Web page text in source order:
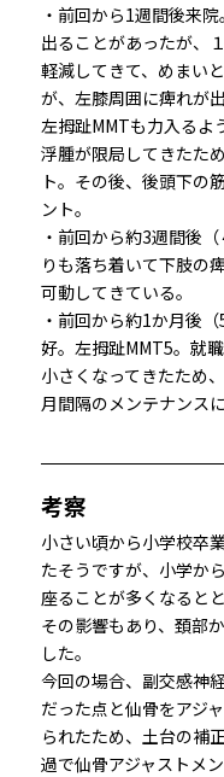
・前回から1週間後来
出ることがあったが、
軽減してきて、めまい
が、左膝周囲に痺れが
左拇趾MMTも力入るよ
浮腫が限局してきたた
ト。その後、後頭下の
ント。
・前回から約3週間後
りも落ち着いて下肢の
可動してきている。
・前回から約1か月後
好。左拇趾MMT5。就
小さくなってきたため
月間隔のメンテナンスに
考察
小さい頃から小学校卒
たそうですが、小学か
座ることが多くなると
その影響もあり、頚部
した。
今回の場合、副交感神
だった点と仙骨をアジ
られたため、土台の補
過で仙骨アジャストメ